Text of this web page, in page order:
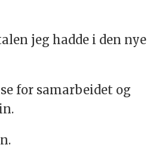
jeg hadde i den nye
for samarbeidet og